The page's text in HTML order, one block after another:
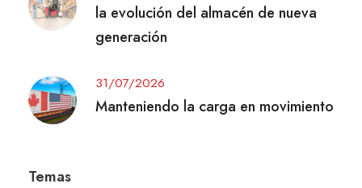
la evolución del almacén de nueva
generación
31/07/2026
Manteniendo la carga en movimiento
Temas